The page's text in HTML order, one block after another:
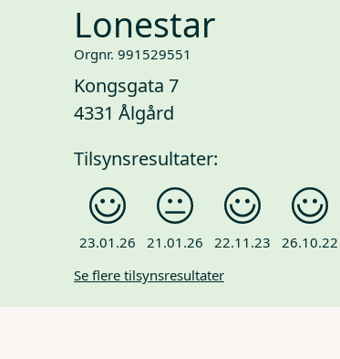
Lonestar
Orgnr. 991529551
Kongsgata 7
4331 Ålgård
Tilsynsresultater:
23.01.26 21.01.26 22.11.23
26.10.22
Se flere tilsynsresultater